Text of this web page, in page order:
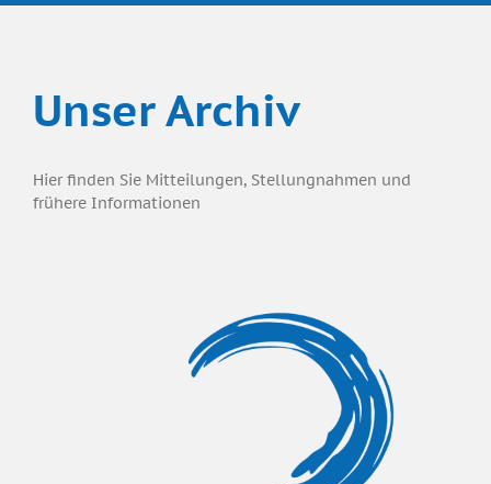
Unser Archiv
Hier finden Sie Mitteilungen, Stellungnahmen und
frühere Informationen